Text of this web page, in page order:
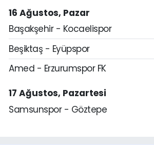
16 Ağustos, Pazar
Başakşehir - Kocaelispor
Beşiktaş - Eyüpspor
Amed - Erzurumspor FK
17 Ağustos, Pazartesi
Samsunspor - Göztepe